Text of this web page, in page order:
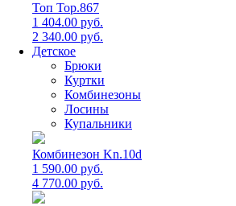
Топ Top.867
1 404.00 руб.
2 340.00 руб.
Детское
Брюки
Куртки
Комбинезоны
Лосины
Купальники
Комбинезон Kn.10d
1 590.00 руб.
4 770.00 руб.